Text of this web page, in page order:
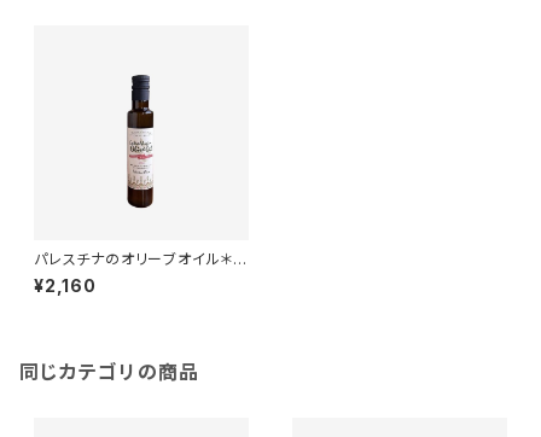
パレスチナのオリーブオイル＊フ
ェアトレード＊無農薬＊パレスチ
ナ支援＊250CC
¥2,160
同じカテゴリの商品